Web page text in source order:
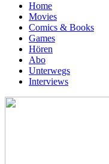
Home
Movies
Comics & Books
Games
Hören
Abo
Unterwegs
Interviews